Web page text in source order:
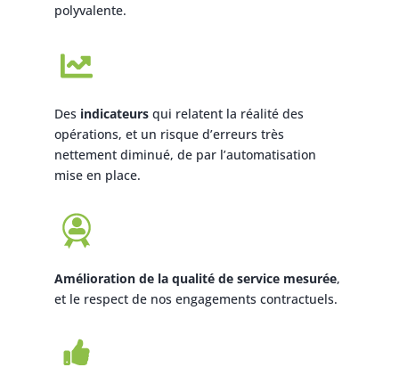
polyvalente.
Des indicateurs qui relatent la réalité des
opérations, et un risque d’erreurs très
nettement diminué, de par l’automatisation
mise en place.
Amélioration de la qualité de service mesurée,
et le respect de nos engagements contractuels.